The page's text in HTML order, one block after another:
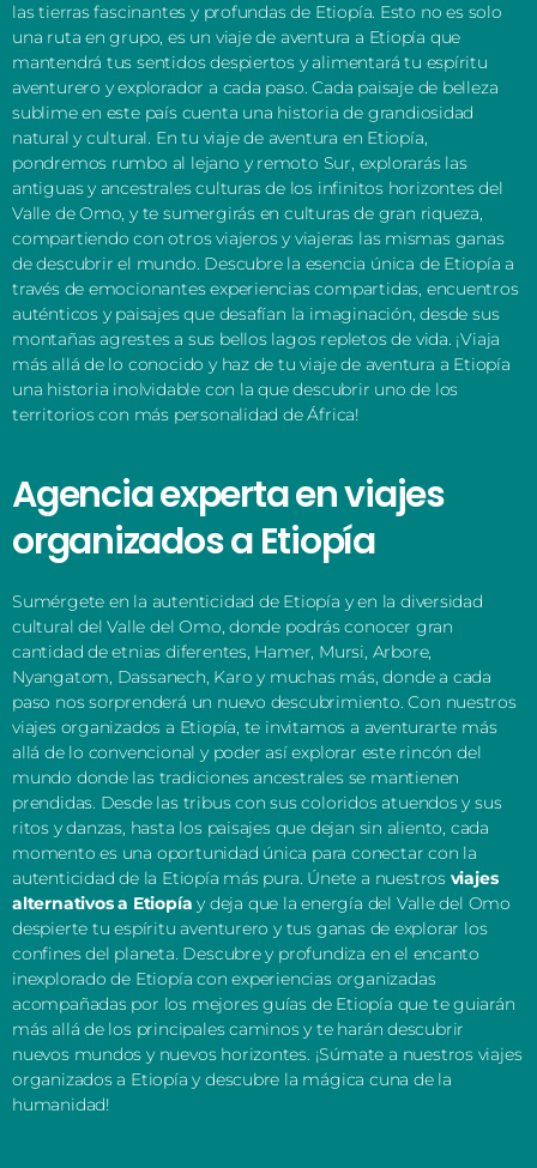
las tierras fascinantes y profundas de Etiopía. Esto no es solo
una ruta en grupo, es un viaje de aventura a Etiopía que
mantendrá tus sentidos despiertos y alimentará tu espíritu
aventurero y explorador a cada paso. Cada paisaje de belleza
sublime en este país cuenta una historia de grandiosidad
natural y cultural. En tu viaje de aventura en Etiopía,
pondremos rumbo al lejano y remoto Sur, explorarás las
antiguas y ancestrales culturas de los infinitos horizontes del
Valle de Omo, y te sumergirás en culturas de gran riqueza,
compartiendo con otros viajeros y viajeras las mismas ganas
de descubrir el mundo. Descubre la esencia única de Etiopía a
través de emocionantes experiencias compartidas, encuentros
auténticos y paisajes que desafían la imaginación, desde sus
montañas agrestes a sus bellos lagos repletos de vida. ¡Viaja
más allá de lo conocido y haz de tu viaje de aventura a Etiopía
una historia inolvidable con la que descubrir uno de los
territorios con más personalidad de África!
Agencia experta en viajes
organizados a Etiopía
Sumérgete en la autenticidad de Etiopía y en la diversidad
cultural del Valle del Omo, donde podrás conocer gran
cantidad de etnias diferentes, Hamer, Mursi, Arbore,
Nyangatom, Dassanech, Karo y muchas más, donde a cada
paso nos sorprenderá un nuevo descubrimiento. Con nuestros
viajes organizados a Etiopía, te invitamos a aventurarte más
allá de lo convencional y poder así explorar este rincón del
mundo donde las tradiciones ancestrales se mantienen
prendidas. Desde las tribus con sus coloridos atuendos y sus
ritos y danzas, hasta los paisajes que dejan sin aliento, cada
momento es una oportunidad única para conectar con la
autenticidad de la Etiopía más pura. Únete a nuestros viajes
alternativos a Etiopía y deja que la energía del Valle del Omo
despierte tu espíritu aventurero y tus ganas de explorar los
confines del planeta. Descubre y profundiza en el encanto
inexplorado de Etiopía con experiencias organizadas
acompañadas por los mejores guías de Etiopía que te guiarán
más allá de los principales caminos y te harán descubrir
nuevos mundos y nuevos horizontes. ¡Súmate a nuestros viajes
organizados a Etiopía y descubre la mágica cuna de la
humanidad!